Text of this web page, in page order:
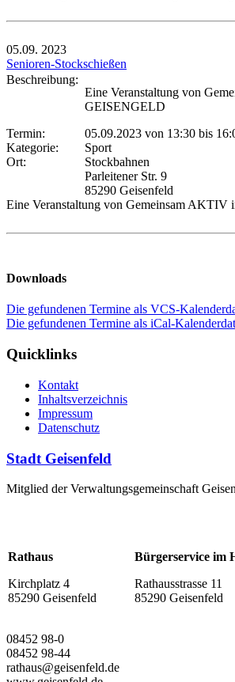
05.09. 2023
Senioren-Stockschießen
Beschreibung:
Eine Veranstaltung von
GEISENGELD
Termin:
05.09.2023 von 13:30 bis
Kategorie:
Sport
Ort:
Stockbahnen
Parleitener Str. 9
85290 Geisenfeld
Eine Veranstaltung von Gemeinsam
Downloads
Die gefundenen Termine als VCS-
Die gefundenen Termine als iCal-
Quicklinks
Kontakt
Inhaltsverzeichnis
Impressum
Datenschutz
Stadt Geisenfeld
Mitglied der Verwaltungsgemeinschaft
Rathaus
Kirchplatz 4
85290 Geisenfeld
Bürgerservice im
Rathausstrasse 11
85290 Geisenfeld
08452 98-0
08452 98-44
rathaus@geisenfeld.de